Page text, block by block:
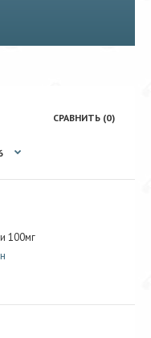
СРАВНИТЬ (0)
100мг